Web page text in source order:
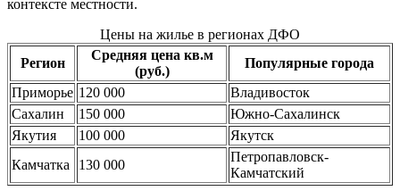
контексте местности.
Цены на жилье в регионах ДФО
Регион
Средняя цена кв.м
(руб.)
Популярные города
Приморье 120 000
Владивосток
Сахалин
150 000
Южно-Сахалинск
Якутия
100 000
Якутск
Камчатка
130 000
Петропавловск-
Камчатский